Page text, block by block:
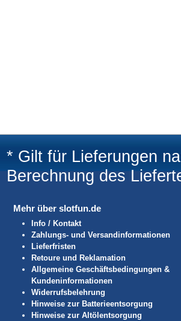
* Gilt für Lieferungen
Berechnung des
Mehr über slotfun.de
Info / Kontakt
Zahlungs- und Versandinformationen
Lieferfristen
Retoure und Reklamation
Allgemeine Geschäftsbedingungen &
Kundeninformationen
Widerrufsbelehrung
Hinweise zur Batterieentsorgung
Hinweise zur Altölentsorgung